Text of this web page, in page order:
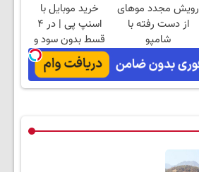
امشب
رویش مجدد موهای
از دست رفته با
شامپو
جلبک45%تخفیف تا
امشب
خرید موبایل با
اسنپ پی | در ۴
قسط بدون سود و
کارمزد!